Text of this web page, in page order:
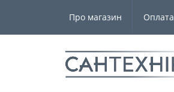
Про магазин Оплата